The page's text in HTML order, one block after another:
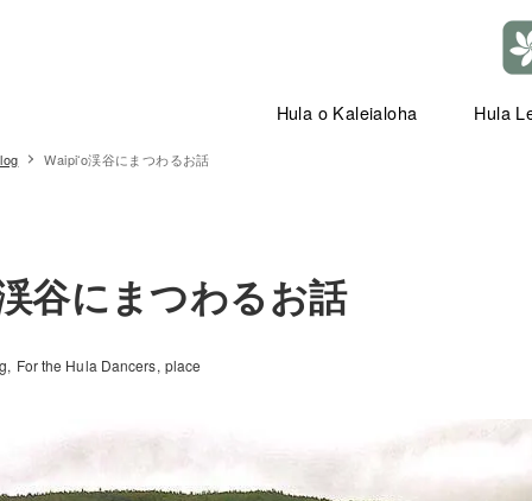
Hula o Kaleialoha Hula
Waipiʻo渓谷にまつわるお話
谷にまつわるお話
For the Hula Dancers place